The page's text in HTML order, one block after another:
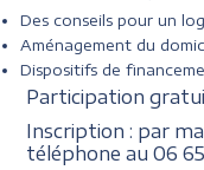
Des conseils pour un
Aménagement du
Dispositifs de
Participation
Inscription : par
téléphone au 06